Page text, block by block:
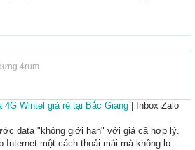
4rum
4G Wintel giá rẻ tại Bắc Giang | Inbox Zalo
data "không giới hạn" với giá cả hợp lý.
Internet một cách thoải mái mà không lo